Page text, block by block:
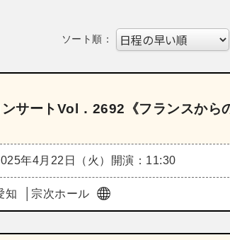
ソート順：
サートVol．2692《フランスから
年4月22日（火） 開演：11:30
知 宗次ホール